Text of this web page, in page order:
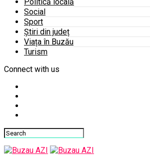
Social
Sport
Știri din județ
Viața în Buzău
Turism
Connect with us